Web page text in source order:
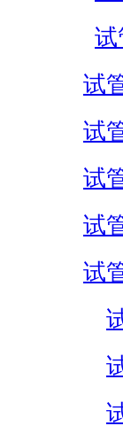
试
试
试
试
试
试